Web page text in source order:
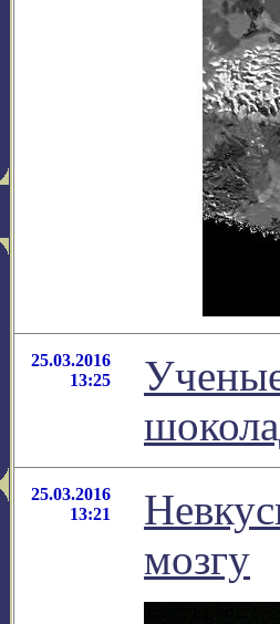
25.03.2016
13:25
25.03.2016
13:21
мозгу